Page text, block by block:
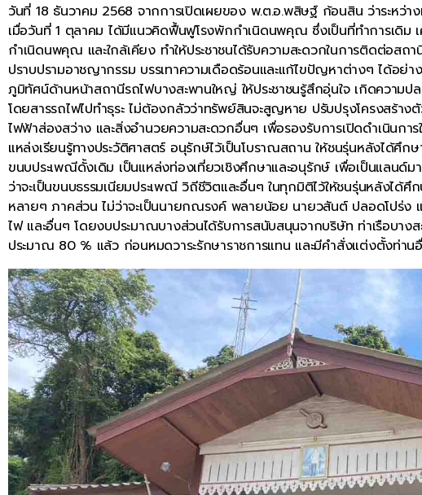
วันที่ 18 ธันวาคม 2568 จากการเปิดเผยของ พ.ต.อ.พสิษฐ์ ก้อนสิน ว่าระหว่า
เมื่อวันที่ 1 ตุลาคม ได้มีแนวคิดฟื้นฟูโรงพักกำเนิดนพคุณ ซึ่งเป็นที่ทำการเดิม
กำเนิดนพคุณ และใกล้เคียง ทำให้ประชาชนได้รับความสะดวกในการติดต่อส
ปราบปรามอาชญากรรม บรรเทาความเดือดร้อนและแก้ไขปัญหาต่างๆ ได้อ
ภูมิทัศน์ด้านหน้าสถานีรถไฟบางสะพานใหญ่ ให้ประชาชนรู้สึกอุ่นใจ เกิดความ
โดยสารรถไฟไปทำธุระ ไม่ต้องกลัวว่าทรัพย์สินจะสูญหาย ปรับปรุงโครงสร้า
ไฟฟ้าส่องสว่าง และสิ่งอำนวยความสะดวกอื่นๆ เพื่อรองรับการเปิดดำเนินก
แหล่งเรียนรู้ทางประวัติศาสตร์ อนุรักษ์ไว้เป็นโบราณสถาน ให้ชนรุ่นหลังได้ศึ
ขนบประเพณีดั้งเดิม เป็นแหล่งท่องเที่ยวเชิงศึกษาและอนุรักษ์ เพื่อเป็นแลนด์
ว่าจะเป็นขนบธรรมเนียมประเพณี วิถีชีวิตและอื่นๆ ในทุกมิติไว้ให้ชนรุ่นหลังได้ศึ
หลายๆ ภาคส่วน ไม่ว่าจะเป็นนายกณรงค์ พลายน้อย นายวสันต์ ปลอดโปร่ง แ
ไฟ และอื่นๆ โดยงบประมาณบางส่วนได้รับการสนับสนุนจากบริษัท ท่าเรือบา
ประมาณ 80 % แล้ว ก่อนหมดวาระรักษาราชการแทน และมีคำสั่งแต่งตั้งท่าน